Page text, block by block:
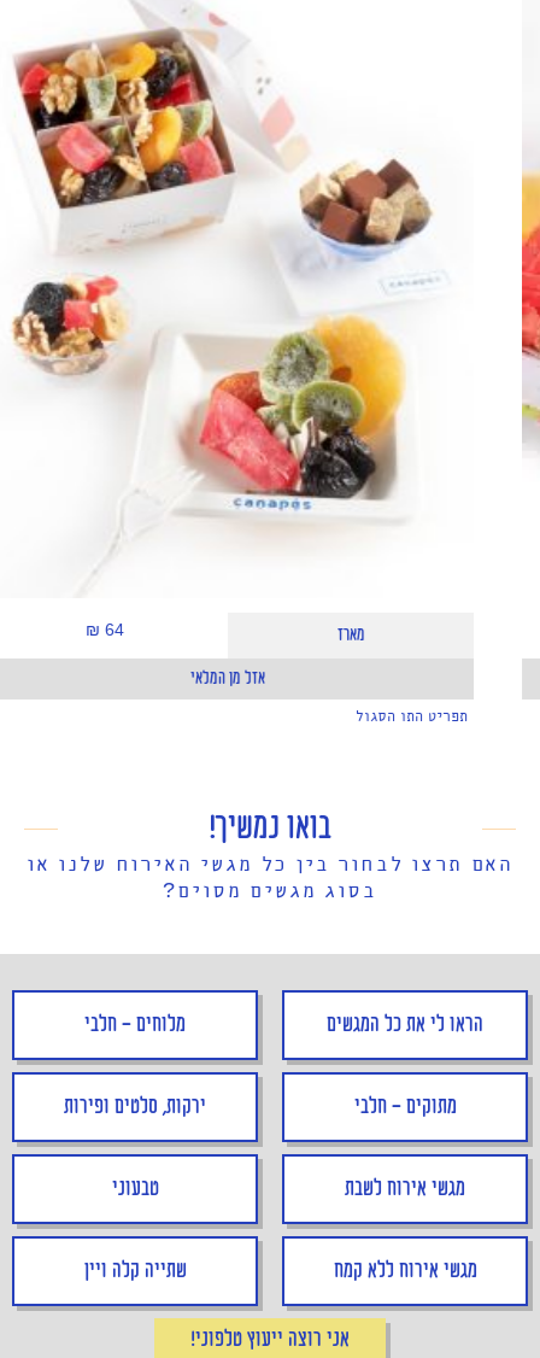
תפריט התו הסגול
אזל מן המלאי
בואו נמשיך!
האם תרצו לבחור בין כל מגשי האירוח שלנו או
בסוג מגשים מסוים?
הראו לי את כל המגשים מלוחים - חלבי
מתוקים - חלבי ירקות, סלטים ופירות
מגשי אירוח לשבת טבעוני
מגשי אירוח ללא קמח שתייה קלה ויין
אני רוצה ייעוץ טלפוני!